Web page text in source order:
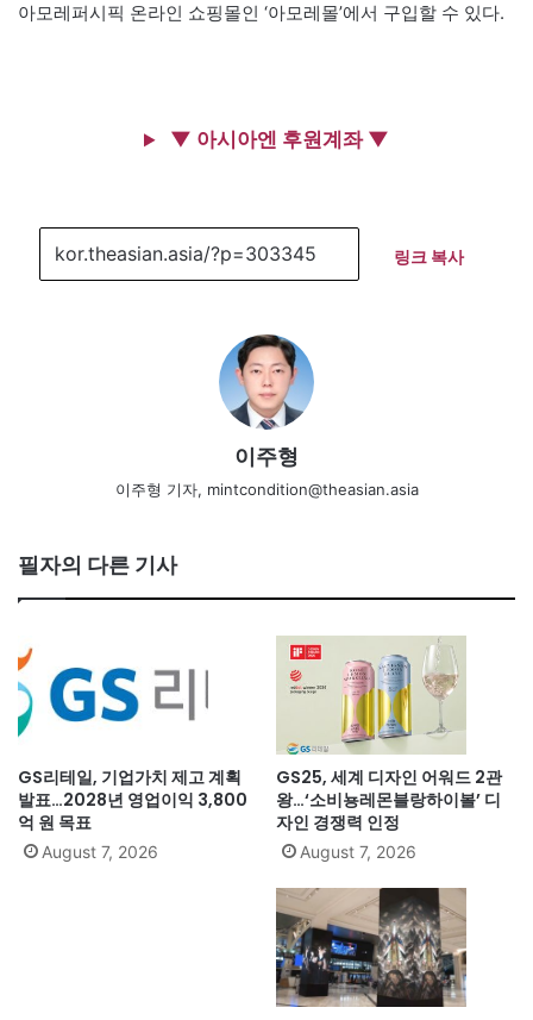
아모레퍼시픽 온라인 쇼핑몰인 ‘아모레몰’에서 구입할 수 있다.
▼ 아시아엔 후원계좌 ▼
링크 복사
이주형
이주형 기자, mintcondition@theasian.asia
필자의 다른 기사
GS리테일, 기업가치 제고 계획
발표…2028년 영업이익 3,800
억 원 목표
August 7, 2026
GS25, 세계 디자인 어워드 2관
왕…‘소비뇽레몬블랑하이볼’ 디
자인 경쟁력 인정
August 7, 2026